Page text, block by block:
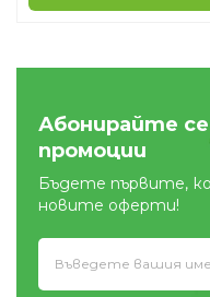
Абонирайте
промоции
Бъдете първите,
новите оферти!